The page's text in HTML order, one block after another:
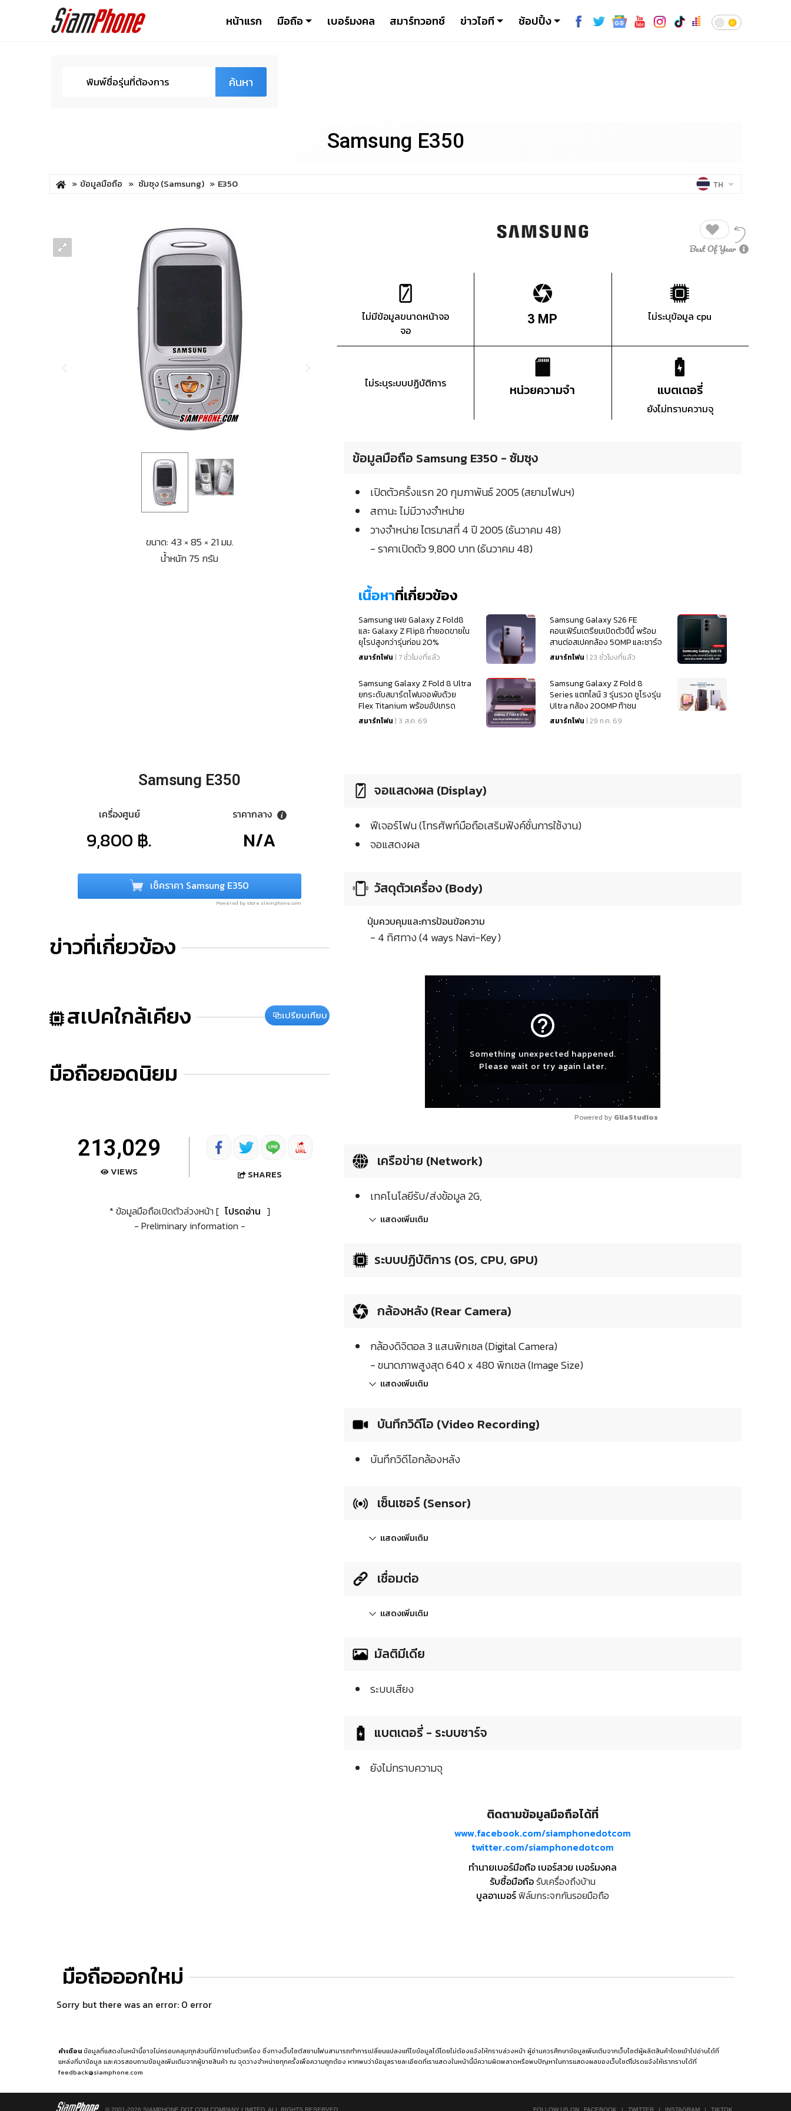
หน้าแรก มือถือ เบอร์มงคล สมาร์ทวอทช์ ข่าวไอที ช้อปปิ้ง
ค้นหา
Samsung E350
ข้อมูลมือถือ ซัมซุง (Samsung) E350 TH
ขนาด: 43 × 85 × 21 มม.
น้ำหนัก 75 กรัม
Samsung E350
เครื่องศูนย์
9,800 ฿.
ราคากลาง
N/A
เช็คราคา Samsung E350
Powered by store.siamphone.com
ข่าวที่เกี่ยวข้อง
สเปคใกล้เคียง เปรียบเทียบ
มือถือยอดนิยม
213,029
VIEWS SHARES
* ข้อมูลมือถือเปิดตัวล่วงหน้า [ โปรดอ่าน ]
- Preliminary information -
ไม่มีข้อมูลขนาดหน้าจอ
จอ
3 MP ไม่ระบุข้อมูล cpu
ไม่ระบุระบบปฏิบัติการ หน่วยความจำ แบตเตอรี่
ยังไม่ทราบความจุ
ข้อมูลมือถือ Samsung E350 - ซัมซุง
เปิดตัวครั้งแรก 20 กุมภาพันธ์ 2005 (สยามโฟนฯ)
สถานะ ไม่มีวางจำหน่าย
วางจำหน่าย ไตรมาสที่ 4 ปี 2005 (ธันวาคม 48)
- ราคาเปิดตัว 9,800 บาท (ธันวาคม 48)
เนื้อหาที่เกี่ยวข้อง
Samsung เผย Galaxy Z Fold8
และ Galaxy Z Flip8 ทำยอดขายใน
ยุโรปสูงกว่ารุ่นก่อน 20%
สมาร์ทโฟน | 7 ชั่วโมงที่แล้ว
Samsung Galaxy S26 FE
คอนเฟิร์มเตรียมเปิดตัวปีนี้ พร้อม
สานต่อสเปคกล้อง 50MP และชาร์จ
ไว 45W
สมาร์ทโฟน | 23 ชั่วโมงที่แล้ว
Samsung Galaxy Z Fold 8 Ultra
ยกระดับสมาร์ตโฟนจอพับด้วย
Flex Titanium พร้อมอัปเกรด
สเปคจอสุดเนียนตา
สมาร์ทโฟน | 3 ส.ค. 69
Samsung Galaxy Z Fold 8
Series แตกไลน์ 3 รุ่นรวด ชูโรงรุ่น
Ultra กล้อง 200MP ท้าชน
iPhone 18
สมาร์ทโฟน | 29 ก.ค. 69
จอแสดงผล (Display)
ฟีเจอร์โฟน (โทรศัพท์มือถือเสริมฟังค์ชั่นการใช้งาน)
จอแสดงผล
วัสดุตัวเครื่อง (Body)
ปุ่มควบคุมและการป้อนข้อความ
- 4 ทิศทาง (4 ways Navi-Key)
help_outline
Something unexpected happened.
Please wait or try again later.
Powered by GliaStudios
เครือข่าย (Network)
เทคโนโลยีรับ/ส่งข้อมูล 2G,
แสดงเพิ่มเติม
ระบบปฏิบัติการ (OS, CPU, GPU)
กล้องหลัง (Rear Camera)
กล้องดิจิตอล 3 แสนพิกเซล (Digital Camera)
- ขนาดภาพสูงสุด 640 x 480 พิกเซล (Image Size)
แสดงเพิ่มเติม
บันทึกวิดีโอ (Video Recording)
บันทึกวิดีโอกล้องหลัง
เซ็นเซอร์ (Sensor)
แสดงเพิ่มเติม
เชื่อมต่อ
แสดงเพิ่มเติม
มัลติมีเดีย
ระบบเสียง
แบตเตอรี่ - ระบบชาร์จ
ยังไม่ทราบความจุ
ติดตามข้อมูลมือถือได้ที่
www.facebook.com/siamphonedotcom
twitter.com/siamphonedotcom
ทำนายเบอร์มือถือ เบอร์สวย เบอร์มงคล
รับซื้อมือถือรับเครื่องถึงบ้าน
บูลอาเมอร์ฟิล์มกระจกกันรอยมือถือ
มือถือออกใหม่
Sorry but there was an error: 0 error
คำเตือนข้อมูลที่แสดงในหน้านี้อาจไม่ครอบคลุมทุกส่วนที่มีภายในตัวเครื่อง ซึ่งทางเว็บไซต์สยามโฟนสามารถทำการเปลี่ยนแปลงแก้ไขข้อมูลได้โดยไม่ต้องแจ้งให้ทราบล่วงหน้า ผู้อ่านควรศึกษาข้อมูลเพิ่มเติมจากเว็บไซต์ผู้ผลิตสินค้าโดยเข้าไปอ่านได้ที่
แหล่งที่มาข้อมูล และควรสอบถามข้อมูลเพิ่มเติมจากผู้ขายสินค้า ณ จุดวางจำหน่ายทุกครั้งเพื่อความถูกต้อง หากพบว่าข้อมูลรายละเอียดที่เราแสดงในหน้านี้มีความผิดพลาดหรือพบปัญหาในการแสดงผลของเว็บไซต์โปรดแจ้งให้เราทราบได้ที่
feedback@siamphone.com
© 2001-2026 SIAMPHONE DOT COM COMPANY LIMITED. ALL RIGHTS RESERVED. FOLLOW US ON FACEBOOK | TWITTER | INSTAGRAM | TIKTOK